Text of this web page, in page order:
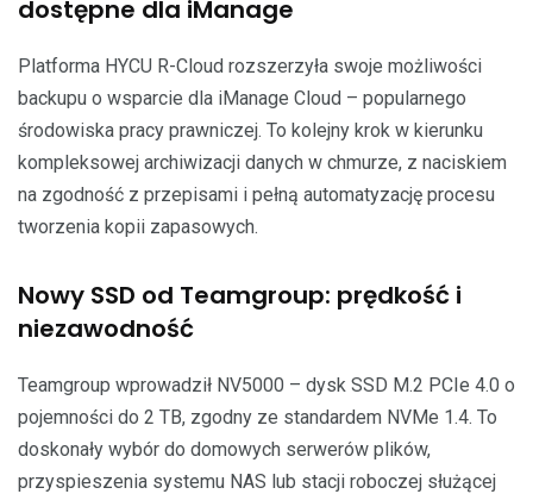
dostępne dla iManage
Platforma HYCU R-Cloud rozszerzyła swoje możliwości
backupu o wsparcie dla iManage Cloud – popularnego
środowiska pracy prawniczej. To kolejny krok w kierunku
kompleksowej archiwizacji danych w chmurze, z naciskiem
na zgodność z przepisami i pełną automatyzację procesu
tworzenia kopii zapasowych.
Nowy SSD od Teamgroup: prędkość i
niezawodność
Teamgroup wprowadził NV5000 – dysk SSD M.2 PCIe 4.0 o
pojemności do 2 TB, zgodny ze standardem NVMe 1.4. To
doskonały wybór do domowych serwerów plików,
przyspieszenia systemu NAS lub stacji roboczej służącej